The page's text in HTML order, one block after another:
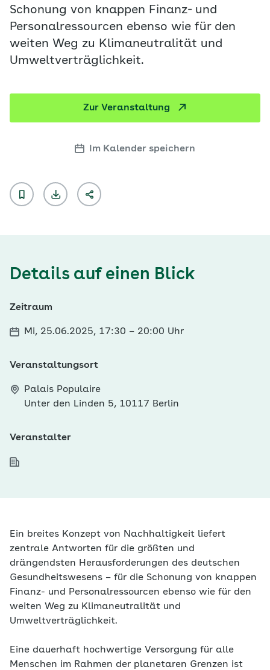
Schonung von knappen Finanz- und
Personalressourcen ebenso wie für den
weiten Weg zu Klimaneutralität und
Umweltverträglichkeit.
Zur Veranstaltung
Im Kalender speichern
Details auf einen Blick
Zeitraum
Mi, 25.06.2025, 17:30 – 20:00 Uhr
Veranstaltungsort
Palais Populaire
Unter den Linden 5, 10117 Berlin
Veranstalter
Ein breites Konzept von Nachhaltigkeit liefert
zentrale Antworten für die größten und
drängendsten Herausforderungen des deutschen
Gesundheitswesens – für die Schonung von knappen
Finanz- und Personalressourcen ebenso wie für den
weiten Weg zu Klimaneutralität und
Umweltverträglichkeit.
Eine dauerhaft hochwertige Versorgung für alle
Menschen im Rahmen der planetaren Grenzen ist